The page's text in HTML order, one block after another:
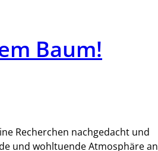
Baum!
Recherchen nachgedacht und
und wohltuende Atmosphäre an